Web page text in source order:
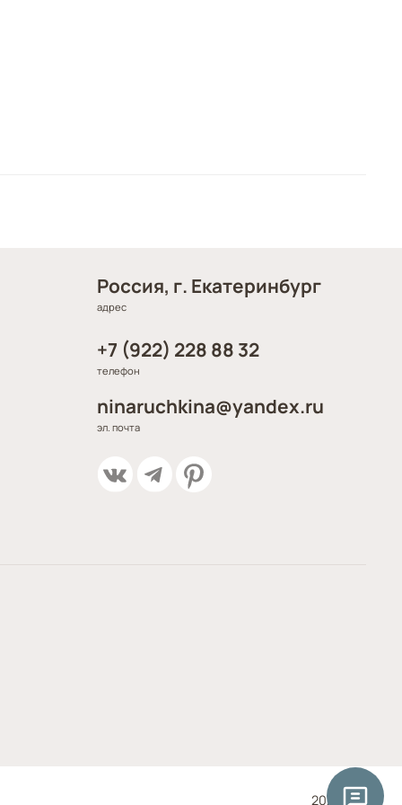
Россия, г. Екатеринбург
адрес
+7 (922) 228 88 32
телефон
ninaruchkina@yandex.ru
эл. почта
2025 год